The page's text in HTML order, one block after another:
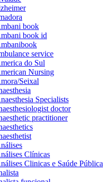
book
book id
service
do Sul
Nursing
Seixal
Specialists
doctor
practitioner
Clínicas
Clinicas e Saúde Pública